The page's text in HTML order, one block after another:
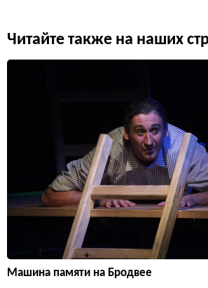
Читайте также на наших
Машина памяти на Бродвее